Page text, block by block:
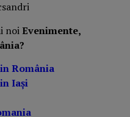
noiEvenimente,
România
Iași